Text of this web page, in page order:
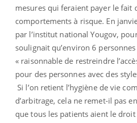
mesures qui feraient payer le fait
comportements à risque. En
par l’institut national Yougov,
soulignait qu’environ 6
« raisonnable de restreindre
pour des personnes avec des
Si l’on retient l’hygiène de vie
d’arbitrage, cela ne remet-il pas
que tous les patients aient le